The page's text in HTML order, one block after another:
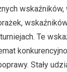
Te
Stały